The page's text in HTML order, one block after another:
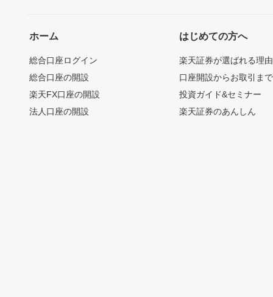
ホーム
総合口座ログイン
総合口座の開設
楽天FX口座の開設
法人口座の開設
はじめての方へ
楽天証券が選ばれる理由
口座開設からお取引ま
投資ガイド&セミナー
楽天証券のあんしん